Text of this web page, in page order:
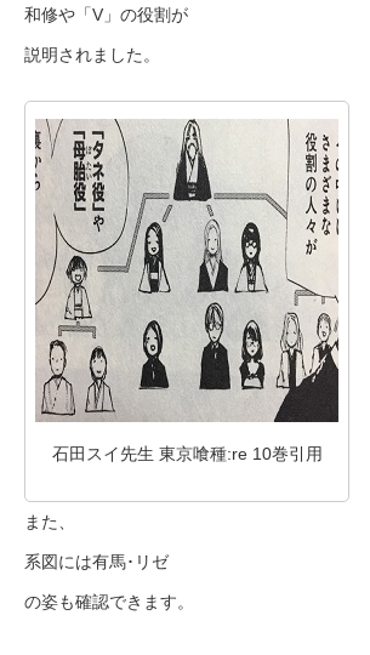
和修や「V」の役割が
説明されました。
石田スイ先生 東京喰種:re 10巻引用
また、
系図には有馬･リゼ
の姿も確認できます。